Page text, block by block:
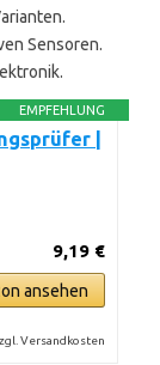
Sensoren.
EMPFEHLUNG
|
9,19 €
ansehen
Versandkosten